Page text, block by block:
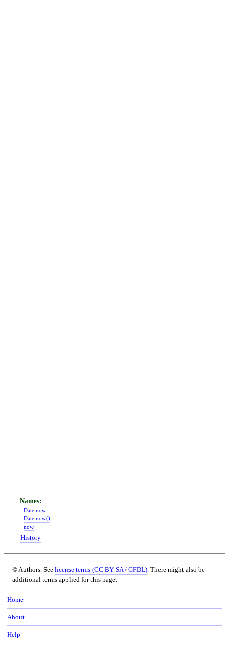
Date.now
Date.now()
now
History
© Authors. See license terms (CC BY-SA / GFDL). There might also be
additional terms applied for this page.
Home
About
Help